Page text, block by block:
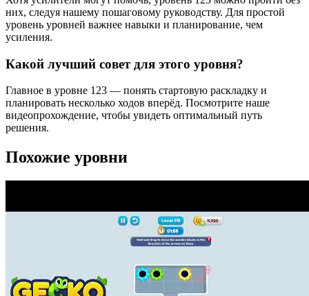
них, следуя нашему пошаговому руководству. Для простой
уровень уровней важнее навыки и планирование, чем
усиления.
Какой лучший совет для этого уровня?
Главное в уровне 123 — понять стартовую раскладку и
планировать несколько ходов вперёд. Посмотрите наше
видеопрохождение, чтобы увидеть оптимальный путь
решения.
Похожие уровни